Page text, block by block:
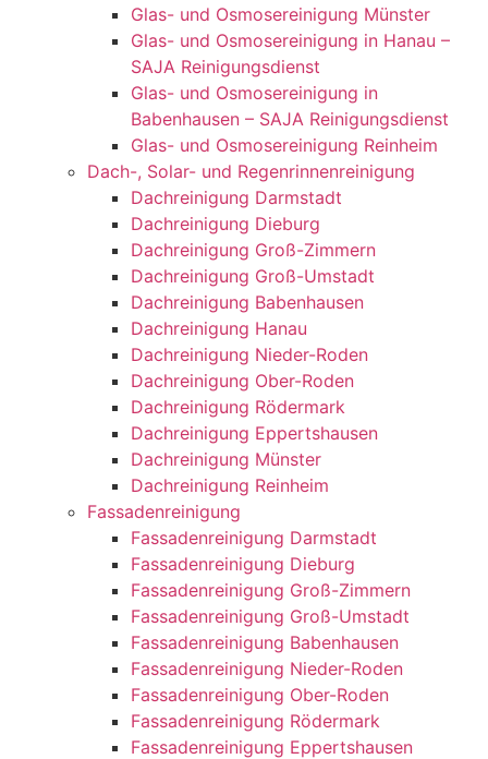
Glas- und Osmosereinigung Münster
Glas- und Osmosereinigung in Hanau –
SAJA Reinigungsdienst
Glas- und Osmosereinigung in
Babenhausen – SAJA Reinigungsdienst
Glas- und Osmosereinigung Reinheim
Dach-, Solar- und Regenrinnenreinigung
Dachreinigung Darmstadt
Dachreinigung Dieburg
Dachreinigung Groß-Zimmern
Dachreinigung Groß-Umstadt
Dachreinigung Babenhausen
Dachreinigung Hanau
Dachreinigung Nieder-Roden
Dachreinigung Ober-Roden
Dachreinigung Rödermark
Dachreinigung Eppertshausen
Dachreinigung Münster
Dachreinigung Reinheim
Fassadenreinigung
Fassadenreinigung Darmstadt
Fassadenreinigung Dieburg
Fassadenreinigung Groß-Zimmern
Fassadenreinigung Groß-Umstadt
Fassadenreinigung Babenhausen
Fassadenreinigung Nieder-Roden
Fassadenreinigung Ober-Roden
Fassadenreinigung Rödermark
Fassadenreinigung Eppertshausen